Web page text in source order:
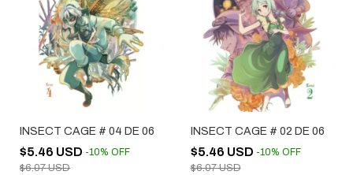
INSECT CAGE # 04 DE 06
$5.46 USD -10% OFF
$6.07 USD
INSECT CAGE # 02 DE 06
$5.46 USD -10% OFF
$6.07 USD